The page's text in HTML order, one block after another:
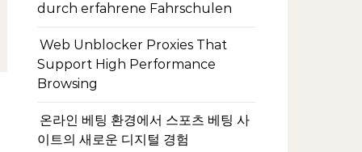
durch erfahrene Fahrschulen
Web Unblocker Proxies That
Support High Performance
Browsing
온라인 베팅 환경에서 스포츠 베팅 사
이트의 새로운 디지털 경험